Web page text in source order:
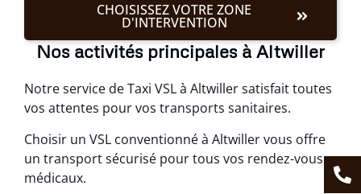
CHOISISSEZ VOTRE ZONE
D'INTERVENTION
Nos activités principales à Altwiller
Notre service de Taxi VSL à Altwiller satisfait toutes
vos attentes pour vos transports sanitaires.
Choisir un VSL conventionné à Altwiller vous offre
un transport sécurisé pour tous vos rendez-vous
médicaux.